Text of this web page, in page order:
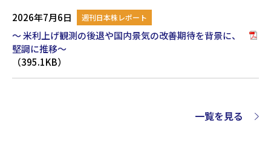
2026年7月6日 週刊日本株レポート
～ 米利上げ観測の後退や国内景気の改善期待を背景に、
堅調に推移～
（395.1KB）
一覧を見る